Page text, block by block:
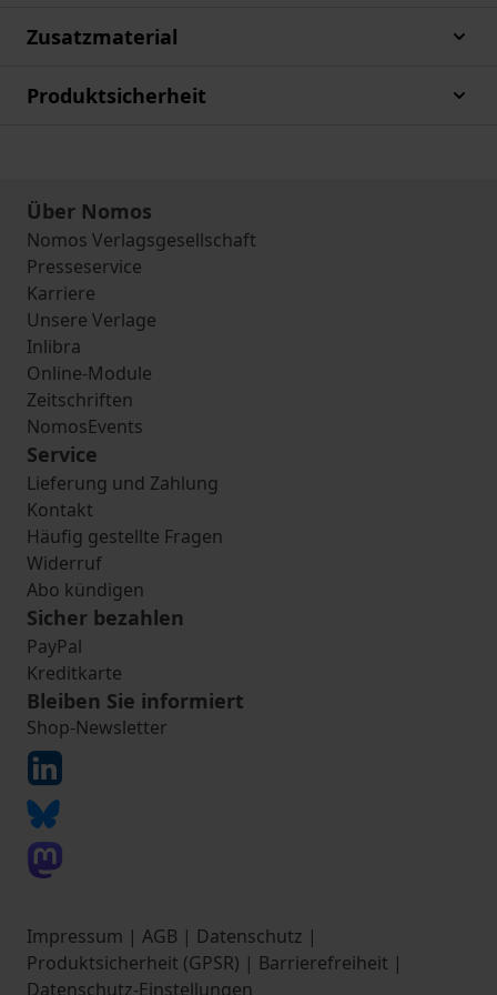
Zusatzmaterial
Produktsicherheit
Über Nomos
Nomos Verlagsgesellschaft
Presseservice
Karriere
Unsere Verlage
Inlibra
Online-Module
Zeitschriften
NomosEvents
Service
Lieferung und Zahlung
Kontakt
Häufig gestellte Fragen
Widerruf
Abo kündigen
Sicher bezahlen
PayPal
Kreditkarte
Bleiben Sie informiert
Shop-Newsletter
Impressum | AGB | Datenschutz |
Produktsicherheit (GPSR) | Barrierefreiheit |
Datenschutz-Einstellungen